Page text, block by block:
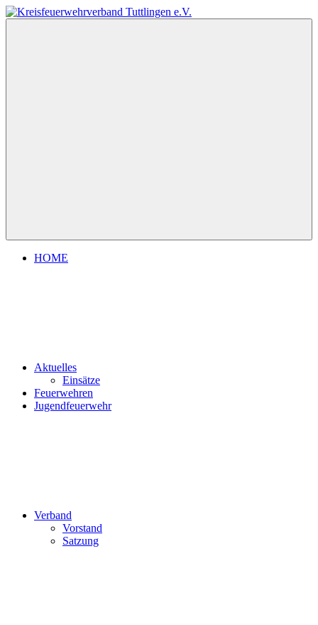
Zum
Inhalt
HOME
Aktuelles
Einsätze
Feuerwehren
Jugendfeuerwehr
Verband
Vorstand
Satzung